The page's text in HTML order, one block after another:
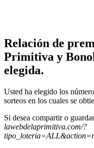
Relación de
Primitiva y
elegida.
Usted ha elegido los
sorteos en los cuales se
Si desea compartir o
lawebdelaprimitiva.com/?